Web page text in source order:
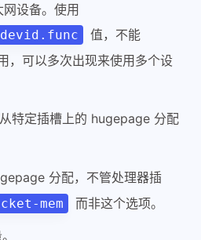
设备。使用
值，不能
，可以多次出现来使用多个设
特定插槽上的 hugepage 分配
分配，不管处理器插
mem 而非这个选项。